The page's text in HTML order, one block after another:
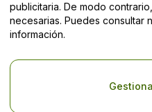
El uso de este sitio web
Política de
publicitaria. De modo
necesarias. Puedes consultar
información.